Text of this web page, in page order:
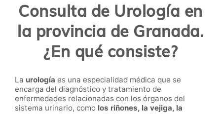
Consulta de Urología en
la provincia de Granada.
¿En qué consiste?
La urología es una especialidad médica que se
encarga del diagnóstico y tratamiento de
enfermedades relacionadas con los órganos del
sistema urinario, como los riñones, la vejiga, la